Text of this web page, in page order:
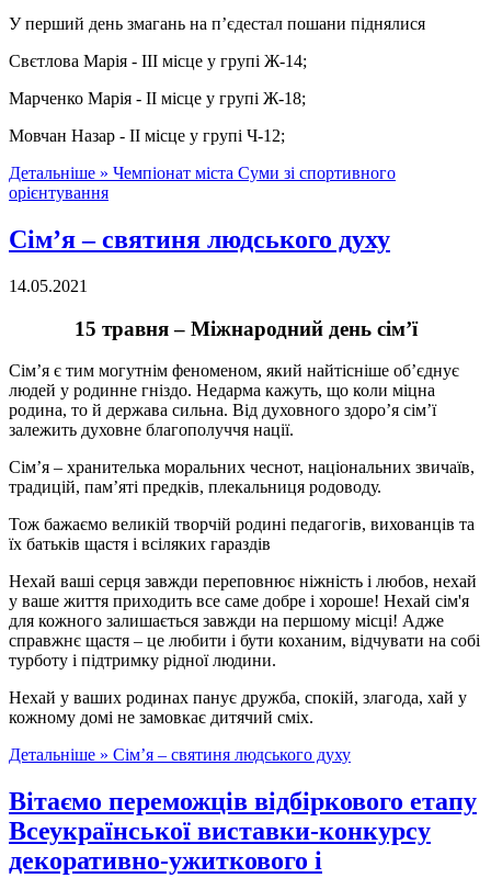
У перший день змагань на п’єдестал пошани піднялися
Свєтлова Марія - ІІІ місце у групі Ж-14;
Марченко Марія - ІІ місце у групі Ж-18;
Мовчан Назар - ІІ місце у групі Ч-12;
Детальніше » Чемпіонат міста Суми зі спортивного
орієнтування
Сім’я – святиня людського духу
14.05.2021
15 травня – Міжнародний день сім’ї
Сім’я є тим могутнім феноменом, який найтісніше об’єднує
людей у родинне гніздо. Недарма кажуть, що коли міцна
родина, то й держава сильна. Від духовного здоро’я сім’ї
залежить духовне благополуччя нації.
Сім’я – хранителька моральних чеснот, національних звичаїв,
традицій, пам’яті предків, плекальниця родоводу.
Тож бажаємо великій творчій родині педагогів, вихованців та
їх батьків щастя і всіляких гараздів
Нехай ваші серця завжди переповнює ніжність і любов, нехай
у ваше життя приходить все саме добре і хороше! Нехай сім'я
для кожного залишається завжди на першому місці! Адже
справжнє щастя – це любити і бути коханим, відчувати на собі
турботу і підтримку рідної людини.
Нехай у ваших родинах панує дружба, спокій, злагода, хай у
кожному домі не замовкає дитячий сміх.
Детальніше » Сім’я – святиня людського духу
Вітаємо переможців відбіркового етапу
Всеукраїнської виставки-конкурсу
декоративно-ужиткового і